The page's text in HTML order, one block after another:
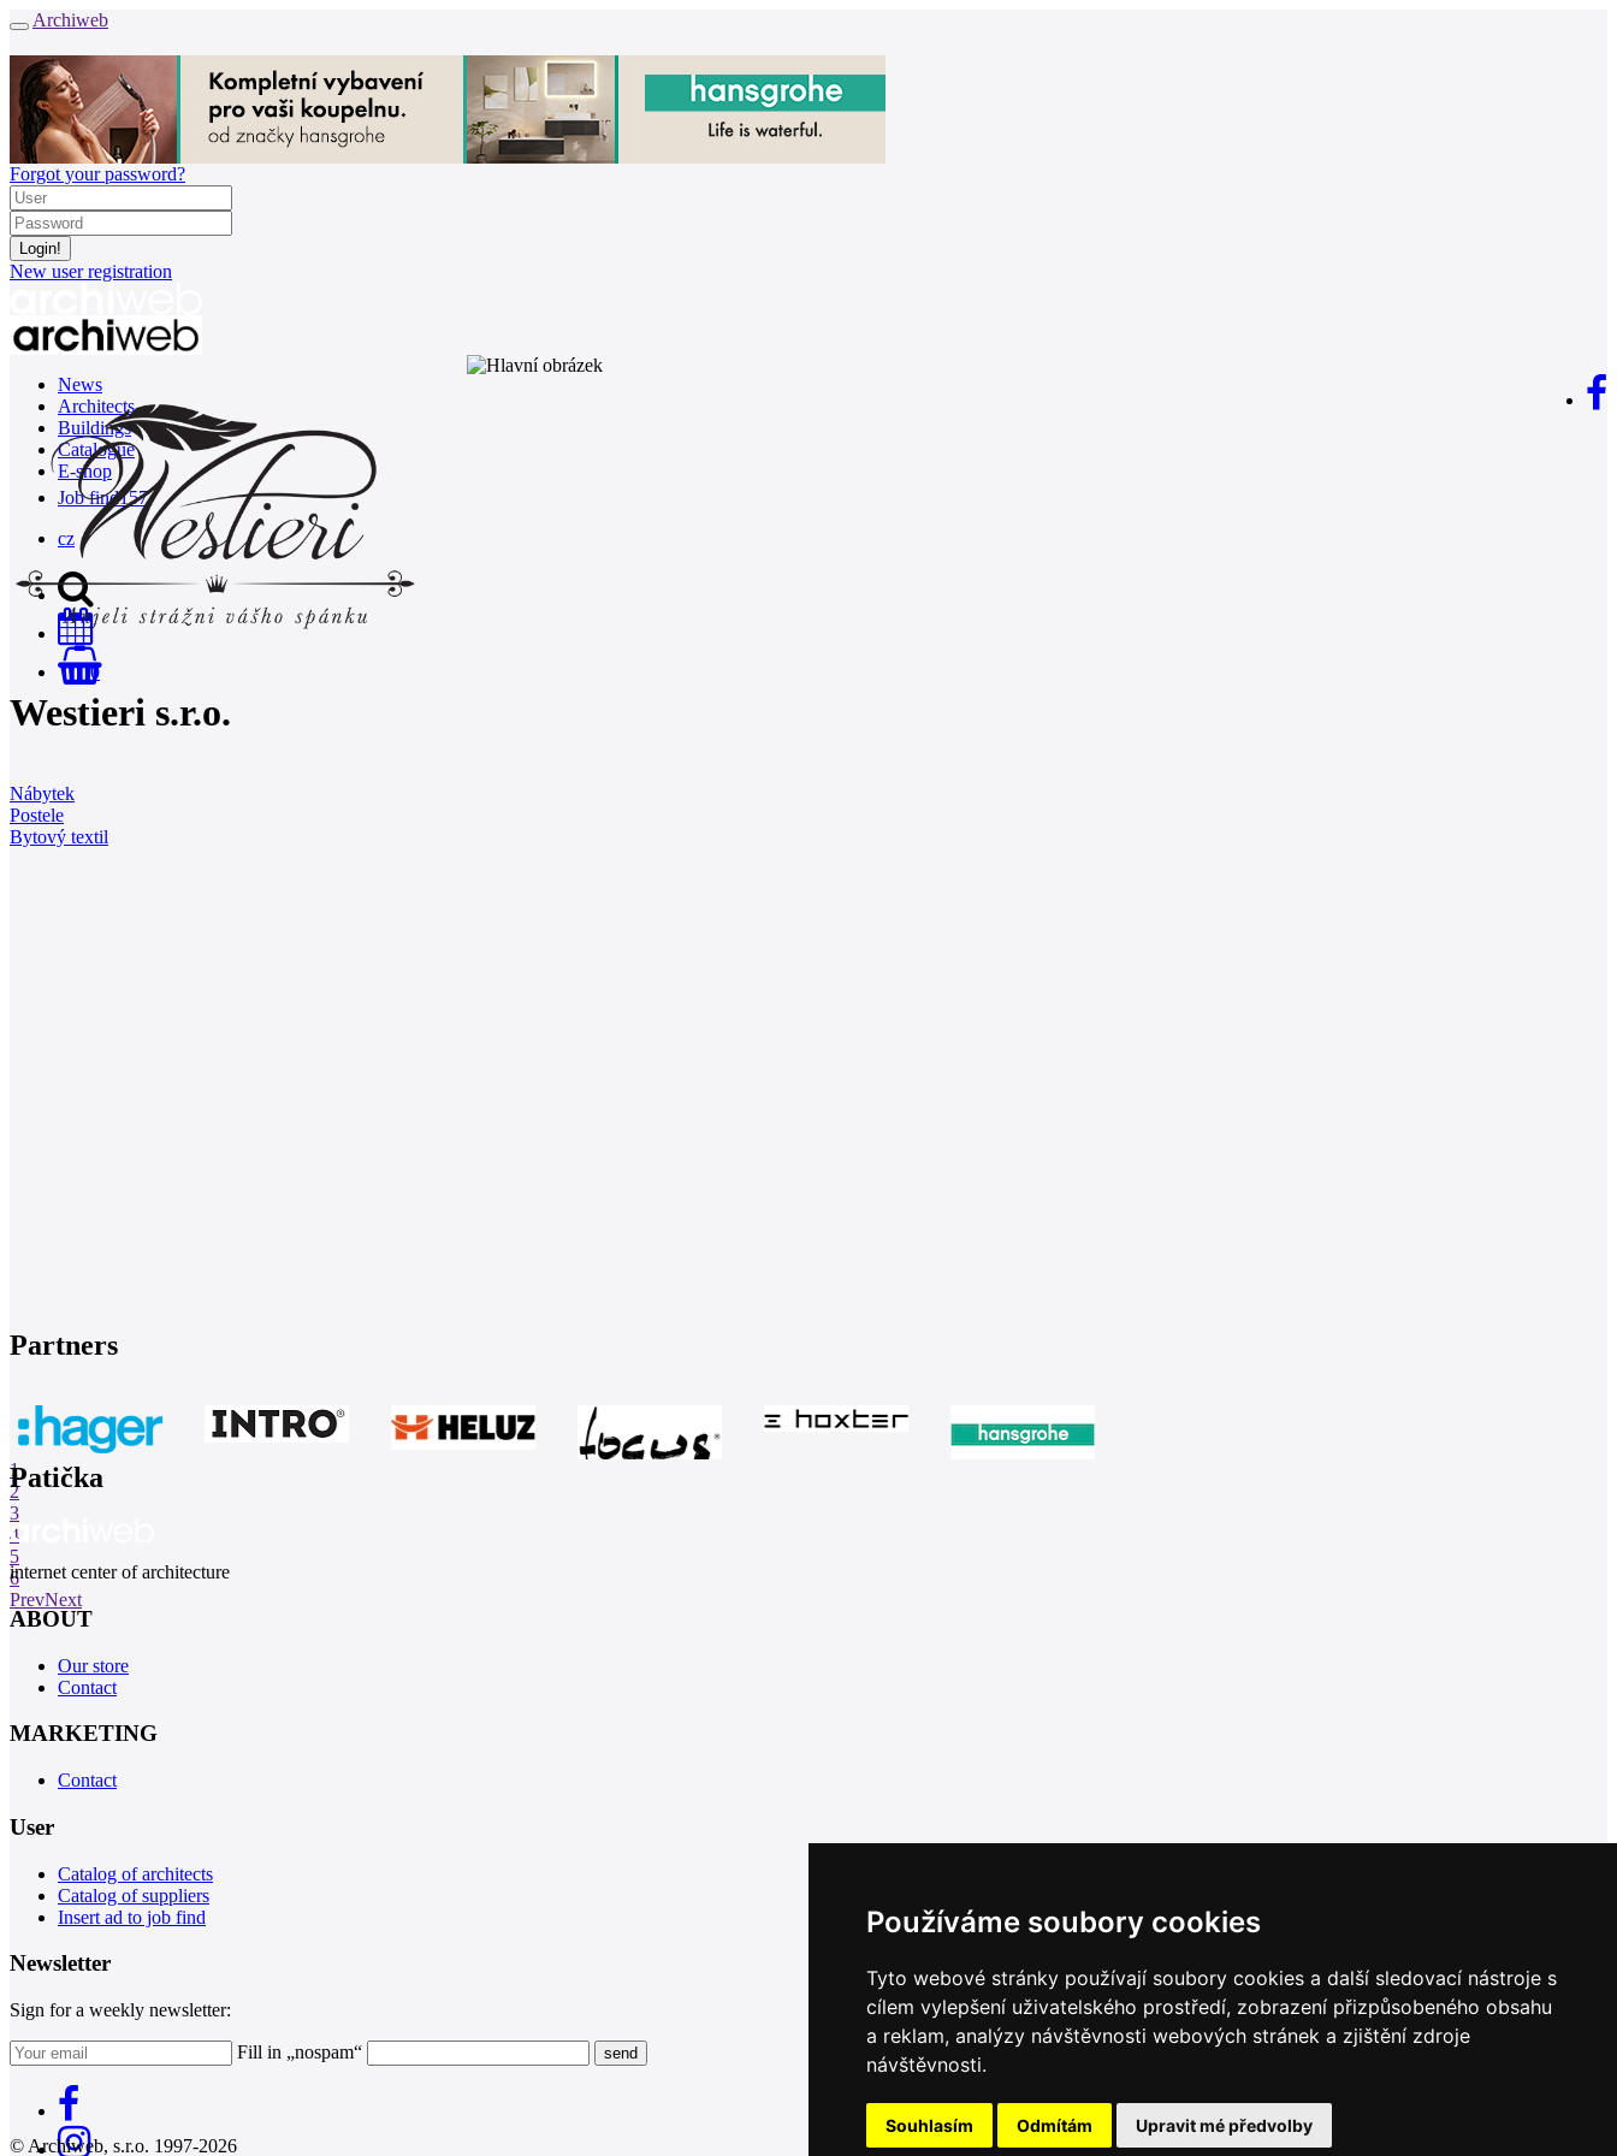
Používáme soubory cookies
Tyto webové stránky používají soubory cookies a další sledovací nástroje s
cílem vylepšení uživatelského prostředí, zobrazení přizpůsobeného obsahu
a reklam, analýzy návštěvnosti webových stránek a zjištění zdroje
návštěvnosti.
Souhlasím Odmítám Upravit mé předvolby
Archiweb
Forgot your password?
New user registration
News
Architects
Buildings
Catalogue
E-shop
Job find157
cz
0
Westieri s.r.o.
Nábytek
Postele
Bytový textil
Partners
1
2
3
4
5
6
PrevNext
Patička
internet center of architecture
ABOUT
Our store
Contact
MARKETING
Contact
User
Catalog of architects
Catalog of suppliers
Insert ad to job find
Newsletter
Sign for a weekly newsletter:
Fill in „nospam“
© Archiweb, s.r.o. 1997-2026